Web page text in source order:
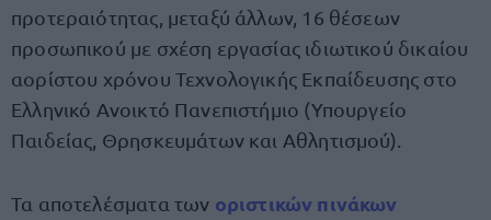
προτεραιότητας, μεταξύ άλλων, 16 θέσεων
προσωπικού με σχέση εργασίας ιδιωτικού δικαίου
αορίστου χρόνου Τεχνολογικής Εκπαίδευσης στο
Ελληνικό Ανοικτό Πανεπιστήμιο (Υπουργείο
Παιδείας, Θρησκευμάτων και Αθλητισμού).
Τα αποτελέσματα των οριστικών πινάκων